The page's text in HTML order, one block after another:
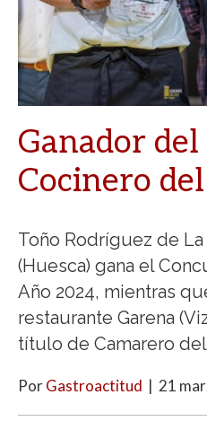
Ganador
Cocinero
Toño Rodríguez de
(Huesca) gana el
Año 2024, mientras
restaurante Garena
título de Camarero del
PorGastroactitud | 21